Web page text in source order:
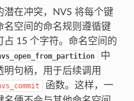
在冲突，NVS 将每个键
名空间的命名规则遵循键
15 个字符。命名空间的
中
句柄，用于后续调用
函数。这样，一